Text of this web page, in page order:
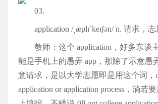
03.
application /ˌæplɪˈkeɪʃən/ n. 请求，志
教师：这个 application，好多东谈
能是手机上的愚弄 app，那除了示意愚
意请求，是以大学志愿即是用这个词，
application or application process，淌若